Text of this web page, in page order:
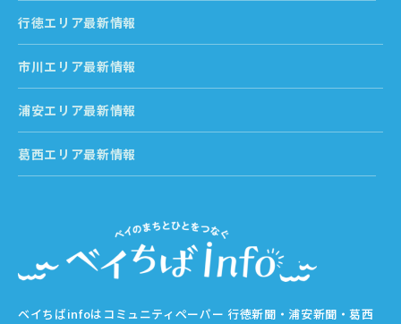
ベイちばinfoはコミュニティペーパー 行徳新聞・浦安新聞・葛西
行徳エリア最新情報
市川エリア最新情報
浦安エリア最新情報
葛西エリア最新情報